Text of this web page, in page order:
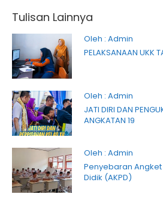
Tulisan Lainnya
Oleh : Admin
PELAKSANAAN UKK
Oleh : Admin
JATI DIRI DAN
ANGKATAN 19
Oleh : Admin
Penyebaran
Didik (AKPD)